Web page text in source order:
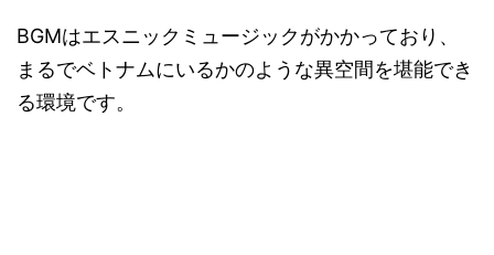
BGMはエスニックミュージックがかかっており、
まるでベトナムにいるかのような異空間を堪能でき
る環境です。